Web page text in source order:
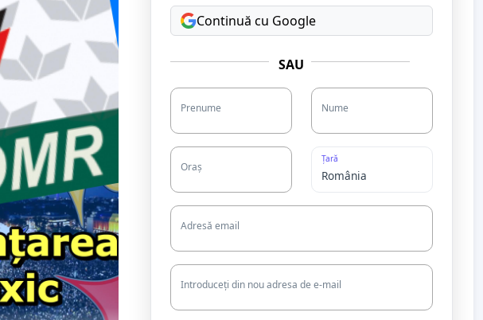
Continuă cu Google
SAU
Prenume Nume
Oraș
Țară
Adresă email
Introduceți din nou adresa de e-mail